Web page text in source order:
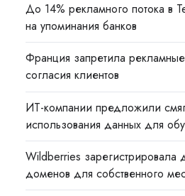
До 14% рекламного потока в
на упоминания банков
Франция запретила
согласия клиентов
ИТ-компании предложили
использования данных для
Wildberries зарегистрировала
доменов для собственного